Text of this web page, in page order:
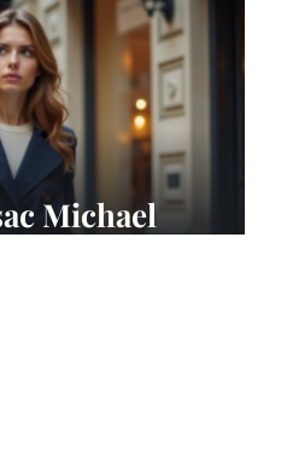
Michael
bon plan ou